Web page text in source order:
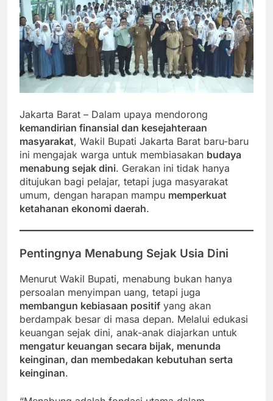
Jakarta Barat – Dalam upaya mendorong
kemandirian finansial dan kesejahteraan
masyarakat, Wakil Bupati Jakarta Barat baru-baru
ini mengajak warga untuk membiasakan budaya
menabung sejak dini. Gerakan ini tidak hanya
ditujukan bagi pelajar, tetapi juga masyarakat
umum, dengan harapan mampu memperkuat
ketahanan ekonomi daerah.
Pentingnya Menabung Sejak Usia Dini
Menurut Wakil Bupati, menabung bukan hanya
persoalan menyimpan uang, tetapi juga
membangun kebiasaan positif yang akan
berdampak besar di masa depan. Melalui edukasi
keuangan sejak dini, anak-anak diajarkan untuk
mengatur keuangan secara bijak, menunda
keinginan, dan membedakan kebutuhan serta
keinginan.